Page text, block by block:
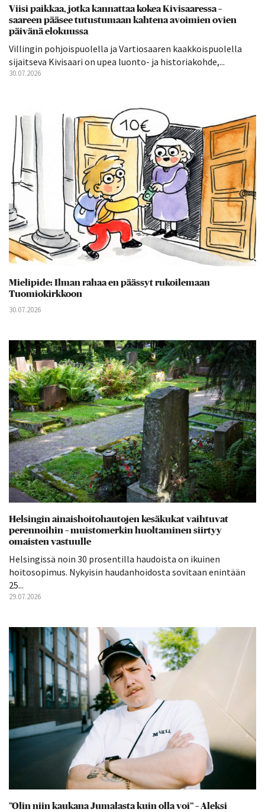
Viisi paikkaa, jotka kannattaa kokea Kivisaaressa –
saareen pääsee tutustumaan kahtena avoimien ovien
päivänä elokuussa
Villingin pohjoispuolella ja Vartiosaaren kaakkoispuolella
sijaitseva Kivisaari on upea luonto- ja historiakohde,...
30.07.2026
Mielipide: Ilman rahaa en päässyt rukoilemaan
Tuomiokirkkoon
30.07.2026
Helsingin ainaishoitohautojen kesäkukat vaihtuvat
perennoihin – muistomerkin huoltaminen siirtyy
omaisten vastuulle
Helsingissä noin 30 prosentilla haudoista on ikuinen
hoitosopimus. Nykyisin haudanhoidosta sovitaan enintään
25...
29.07.2026
”Olin niin kaukana Jumalasta kuin olla voi” – Aleksi